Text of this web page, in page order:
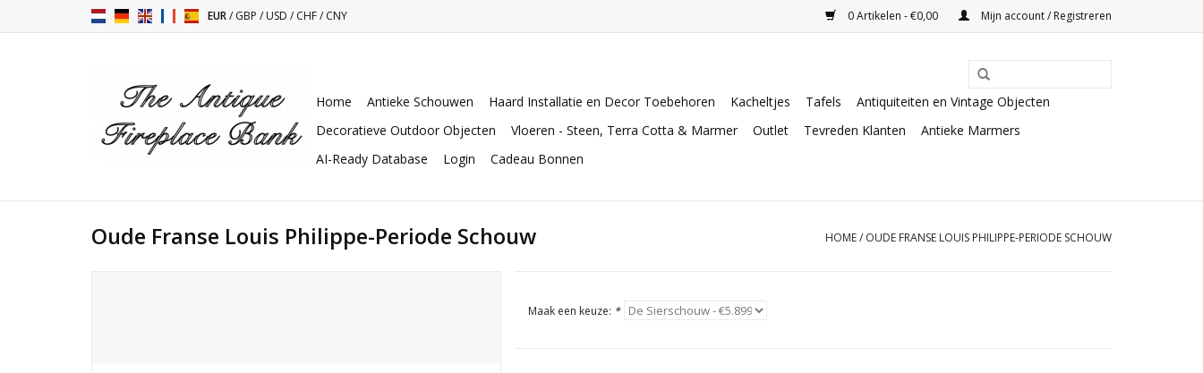
EUR/GBP /USD /CHF/CNY 0 Artikelen - €0,00 Mijn account / Registreren
Home Antieke Schouwen Haard Installatie en Decor Toebehoren Kacheltjes Tafels
Antiquiteiten en Vintage Objecten
Decoratieve Outdoor Objecten
Vloeren - Steen, Terra Cotta & Marmer Outlet Tevreden Klanten
Antieke Marmers
AI-Ready Database
Login Cadeau Bonnen
Oude Franse Louis Philippe-Periode Schouw HOME/ OUDE FRANSE LOUIS PHILIPPE-PERIODE SCHOUW
Maak een keuze: *